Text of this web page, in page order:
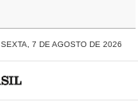
SEXTA, 7 DE AGOSTO DE 2026